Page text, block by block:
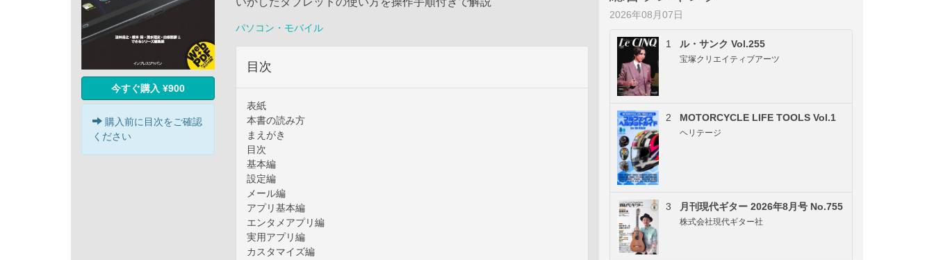
今すぐ購入 ¥900
購入前に目次をご確認
ください
パソコン・モバイル
目次
表紙
本書の読み方
まえがき
目次
基本編
設定編
メール編
アプリ基本編
エンタメアプリ編
実用アプリ編
カスタマイズ編
2026年08月07日
1 ル・サンク Vol.255
宝塚クリエイティブアーツ
2 MOTORCYCLE LIFE TOOLS Vol.1
ヘリテージ
3 月刊現代ギター 2026年8月号 No.755
株式会社現代ギター社